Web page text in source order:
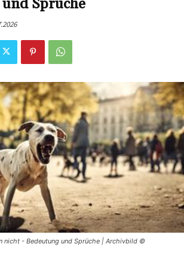
Sprüche
nicht - Bedeutung und Sprüche | Archivbild ©